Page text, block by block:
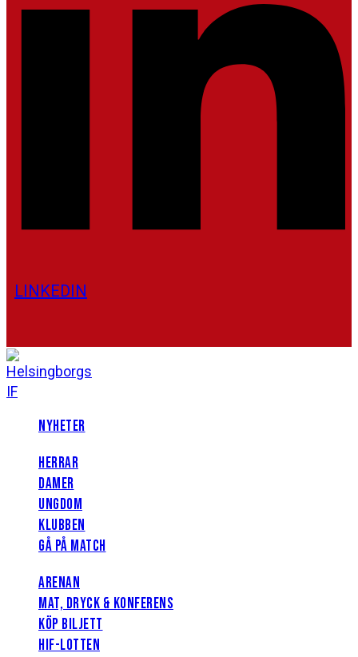
LINKEDIN
NYHETER
HERRAR
DAMER
UNGDOM
KLUBBEN
GÅ PÅ MATCH
ARENAN
MAT, DRYCK & KONFERENS
KÖP BILJETT
HIF-LOTTEN